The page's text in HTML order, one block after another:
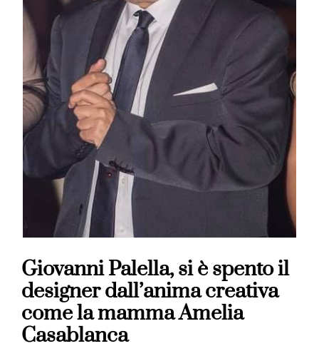
Giovanni Palella, si è spento il
designer dall’anima creativa
come la mamma Amelia
Casablanca